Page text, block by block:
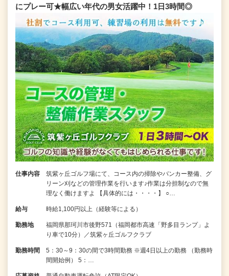
にプレー可★幅広い年代の男女活躍中！1日3時間◎
仕事内容
筑紫ヶ丘ゴルフ場にて、コース内の掃除やバンカー整備、グ
リーン刈などの管理作業を行います♪作業は分担制なので無
理なく働けますよ 【具体的には・・・・】 ○…
給与 時給1,100円以上（経験等による）
勤務地
福岡県那珂川市後野571（福岡都市高速「野多目ランプ」よ
り車で10分）／筑紫ヶ丘ゴルフクラブ
勤務時間
5：30～9：30の間で3時間勤務 ※週4日以上の勤務 （勤務時
間開始例） 5：…